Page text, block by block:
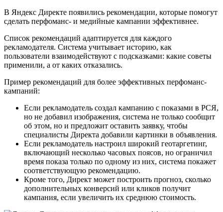
В Яндекс Директе появились рекомендации, которые помогут
сделать перфоманс- и медийные кампании эффективнее.
Список рекомендаций адаптируется для каждого
рекламодателя. Система учитывает историю, как
пользователи взаимодействуют с подсказками: какие советы
применили, а от каких отказались.
Пример рекомендаций для более эффективных перфоманс-
кампаний:
Если рекламодатель создал кампанию с показами в РСЯ,
но не добавил изображения, система не только сообщит
об этом, но и предложит оставить заявку, чтобы
специалисты Директа добавили картинки в объявления.
Если рекламодатель настроил широкий геотаргетинг,
включающий несколько часовых поясов, но ограничил
время показа только по одному из них, система покажет
соответствующую рекомендацию.
Кроме того, Директ может построить прогноз, сколько
дополнительных конверсий или кликов получит
кампания, если увеличить их среднюю стоимость.